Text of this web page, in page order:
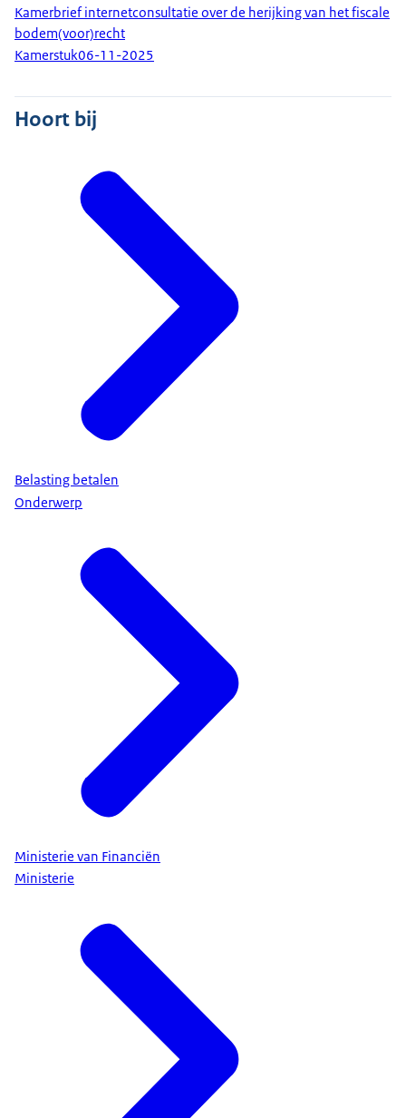
Kamerbrief internetconsultatie over de herijking van het fiscale
bodem(voor)recht
Kamerstuk06-11-2025
Hoort bij
Belasting betalen
Onderwerp
Ministerie van Financiën
Ministerie